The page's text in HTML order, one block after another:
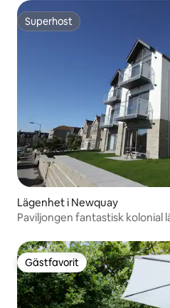
Superhost
Superhost
Lägenhet i Newquay
Paviljongen fantastisk kolonial
Gästfavorit
Gästfavorit